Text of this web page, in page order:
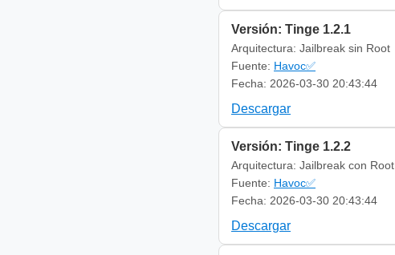
Versión: Tinge 1.2.1
Arquitectura: Jailbreak sin Root
Fuente: Havoc✅
Fecha: 2026-03-30 20:43:44
Descargar
Versión: Tinge 1.2.2
Arquitectura: Jailbreak con Root
Fuente: Havoc✅
Fecha: 2026-03-30 20:43:44
Descargar